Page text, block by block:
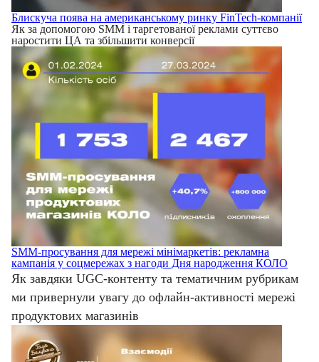
Блискуча поява на американському ринку FinTech-компанії
Як за допомогою SMM і таргетованої реклами суттєво
наростити ЦА та збільшити конверсії
SMM-просування для мережі мінімаркетів: рекламна
кампанія у соцмережах з нагоди Дня народження КОЛО
Як завдяки UGC-контенту та тематичним рубрикам
ми привернули увагу до офлайн-активності мережі
продуктових магазинів